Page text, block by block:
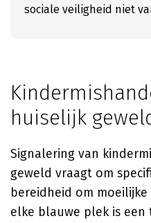
sociale veiligheid niet
huiselijk
Signalering van
geweld vraagt om
bereidheid om
elke blauwe plek is een